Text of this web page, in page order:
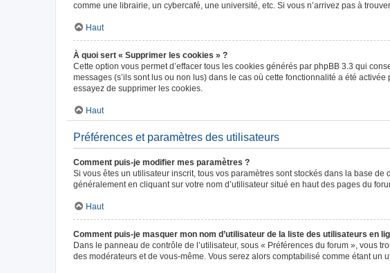
comme une librairie, un cybercafé, une université, etc. Si vous n’arrivez pas à
Haut
À quoi sert « Supprimer les cookies » ?
Cette option vous permet d’effacer tous les cookies générés par phpBB 3.3 qui
messages (s’ils sont lus ou non lus) dans le cas où cette fonctionnalité a été
essayez de supprimer les cookies.
Haut
Préférences et paramètres des utilisateurs
Comment puis-je modifier mes paramètres ?
Si vous êtes un utilisateur inscrit, tous vos paramètres sont stockés dans la base
généralement en cliquant sur votre nom d’utilisateur situé en haut des pages du
Haut
Comment puis-je masquer mon nom d’utilisateur de la liste des utilisateurs en
Dans le panneau de contrôle de l’utilisateur, sous « Préférences du forum », vous
des modérateurs et de vous-même. Vous serez alors comptabilisé comme étant un